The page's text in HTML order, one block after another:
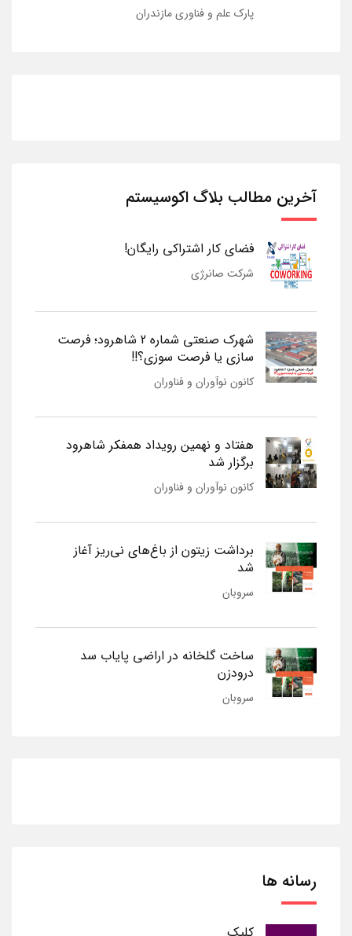
پارک علم و فناوری مازندران
آخرین مطالب بلاگ اکوسیستم
فضای کار اشتراکی رایگان!
شرکت صانرژی
شهرک صنعتی شماره 2 شاهرود؛ فرصت
سازی یا فرصت سوزی؟!!
کانون نوآوران و فناوران
هفتاد و نهمین رویداد همفکر شاهرود
برگزار شد
کانون نوآوران و فناوران
برداشت زیتون از باغ‌های نی‌ریز آغاز
شد
سروبان
ساخت گلخانه در اراضی پایاب سد
درودزن
سروبان
رسانه ها